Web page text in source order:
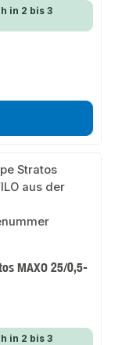
in 2 bis 3
MAXO 25/0,5-
in 2 bis 3